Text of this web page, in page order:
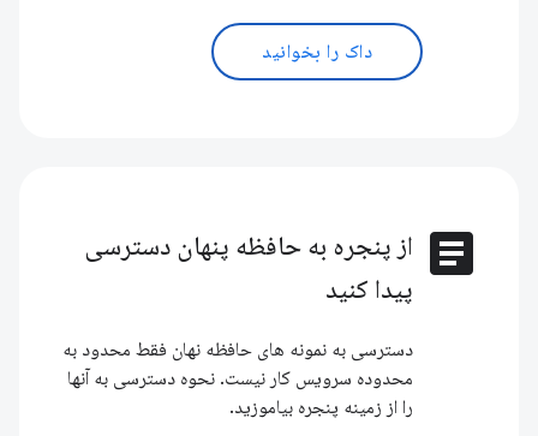
داک را بخوانید
article از پنجره به حافظه پنهان دسترسی
پیدا کنید
دسترسی به نمونه های حافظه نهان فقط محدود به
محدوده سرویس کار نیست. نحوه دسترسی به آنها
را از زمینه پنجره بیاموزید.